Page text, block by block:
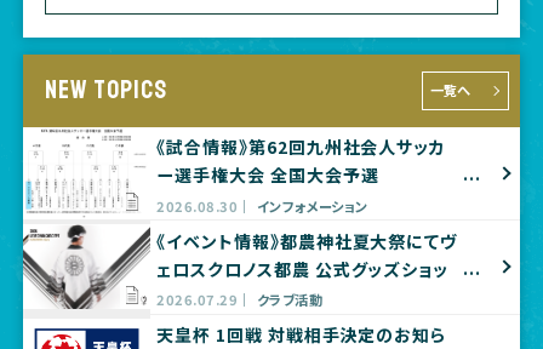
NEW TOPICS 一覧へ
《試合情報》第62回九州社会人サッカ
ー選手権大会 全国大会予選
2026.08.30 インフォメーション
《イベント情報》都農神社夏大祭にてヴ
ェロスクロノス都農 公式グッズショッ
プ出店のお知らせ
2026.07.29 クラブ活動
天皇杯 1回戦 対戦相手決定のお知ら